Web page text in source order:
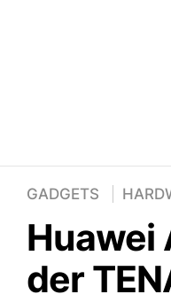
GADGETS
Huawei
der